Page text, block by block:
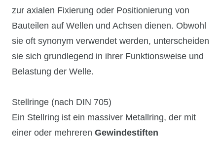
zur axialen Fixierung oder Positionierung von
Bauteilen auf Wellen und Achsen dienen. Obwohl
sie oft synonym verwendet werden, unterscheiden
sie sich grundlegend in ihrer Funktionsweise und
Belastung der Welle.
Stellringe (nach DIN 705)
Ein Stellring ist ein massiver Metallring, der mit
einer oder mehreren Gewindestiften